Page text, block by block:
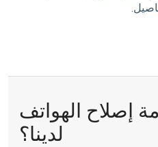
إصلاح الهواتف
لدينا؟